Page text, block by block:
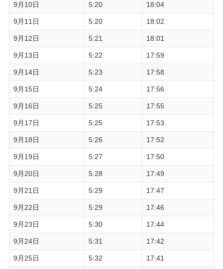
9月10日 5:20 18:04
9月11日 5:20 18:02
9月12日 5:21 18:01
9月13日 5:22 17:59
9月14日 5:23 17:58
9月15日 5:24 17:56
9月16日 5:25 17:55
9月17日 5:25 17:53
9月18日 5:26 17:52
9月19日 5:27 17:50
9月20日 5:28 17:49
9月21日 5:29 17:47
9月22日 5:29 17:46
9月23日 5:30 17:44
9月24日 5:31 17:42
9月25日 5:32 17:41